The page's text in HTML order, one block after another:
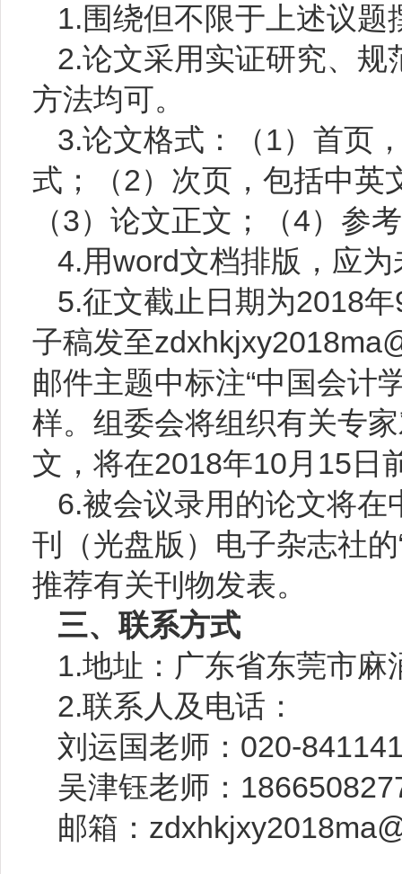
1.围绕但不限于上述议
2.论文采用实证研究、规
方法均可。
3.论文格式：（1）首页
式；（2）次页，包括中英
（3）论文正文；（4）参
4.用word文档排版，应
5.征文截止日期为2018年
子稿发至
邮件主题中标注“中国会计
样。组委会将组织有关专
文，将在2018年10月 15 日
6.被会议录用的论文将在
刊（光盘版）电子杂志社
推荐有关刊物发表。
三、联系方式
1.地址：广东省东莞市麻
2.联系人及电话：
刘运国老师： 020-
吴津钰老师：
邮箱：